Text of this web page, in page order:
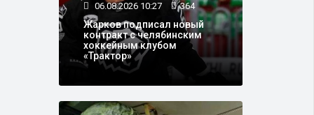
06.08.2026 10:27 364
Жарков подписал новый
контракт с челябинским
хоккейным клубом
«Трактор»